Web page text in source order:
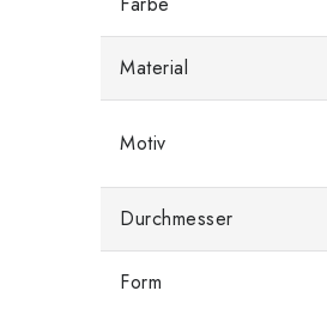
Material
Motiv
Durchmesser
Form